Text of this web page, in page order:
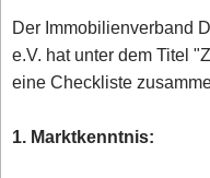
Der Immobilienverband
e.V. hat unter dem Titel
eine Checkliste
1. Marktkenntnis: